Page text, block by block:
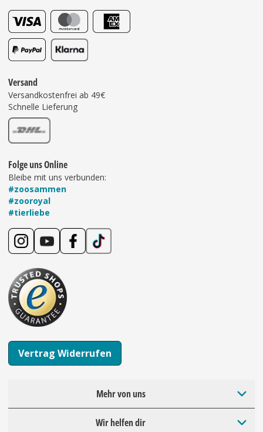
Versand
Versandkostenfrei ab 49€
Schnelle Lieferung
Folge uns Online
Bleibe mit uns verbunden:
#zoosammen
#zooroyal
#tierliebe
Vertrag Widerrufen
Mehr von uns
Wir helfen dir